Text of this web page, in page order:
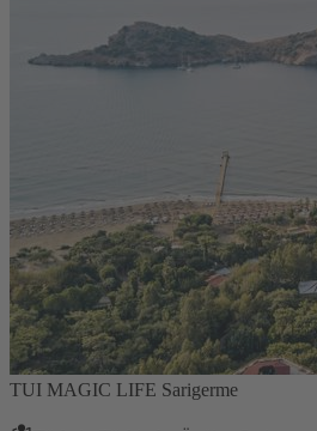
TUI MAGIC LIFE Sarigerme